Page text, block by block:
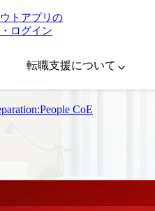
トアプリの
ログイン
転職支援について
CoE